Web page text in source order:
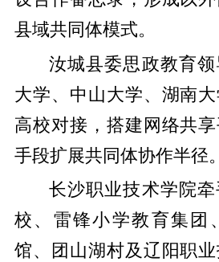
县域共同体模式。
汝城县委思政教育
大学、中山大学、湖南
高校对接，搭建网络共
手段扩展共同体协作半径。
长沙职业技术学院
校、雷锋小学教育集团
馆、团山湖村及辽阳职